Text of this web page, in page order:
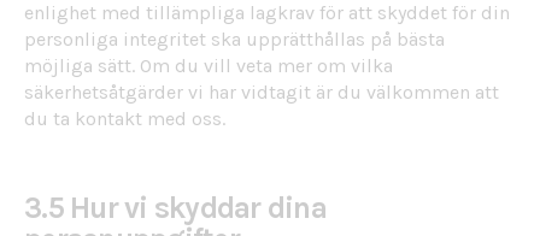
enlighet med tillämpliga lagkrav för att skyddet för din
personliga integritet ska upprätthållas på bästa
möjliga sätt. Om du vill veta mer om vilka
säkerhetsåtgärder vi har vidtagit är du välkommen att
du ta kontakt med oss.
3.5 Hur vi skyddar dina